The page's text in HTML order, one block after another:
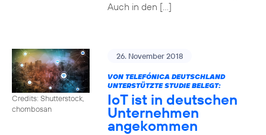
Auch in den […]
Credits: Shutterstock,
chombosan
26. November 2018
VON TELEFÓNICA DEUTSCHLAND
UNTERSTÜTZTE STUDIE BELEGT:
IoT ist in deutschen
Unternehmen
angekommen